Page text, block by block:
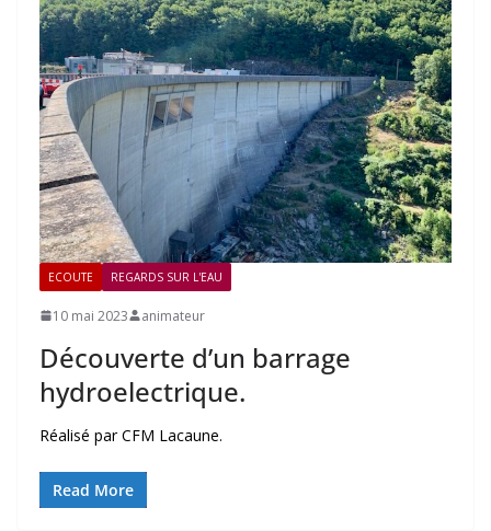
ECOUTE REGARDS SUR L'EAU
10 mai 2023 animateur
Découverte d’un barrage
hydroelectrique.
Réalisé par CFM Lacaune.
Read More